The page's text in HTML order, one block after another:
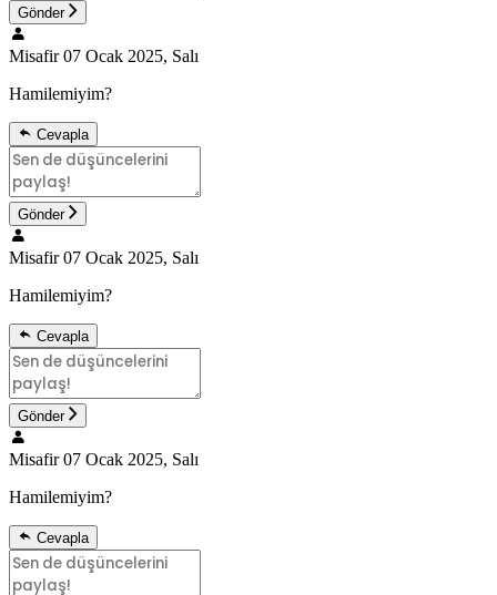
Gönder
Misafir 07 Ocak 2025, Salı
Hamilemiyim?
Cevapla
Gönder
Misafir 07 Ocak 2025, Salı
Hamilemiyim?
Cevapla
Gönder
Misafir 07 Ocak 2025, Salı
Hamilemiyim?
Cevapla